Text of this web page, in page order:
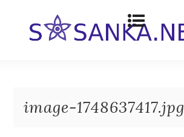
image-1748637417.jpg